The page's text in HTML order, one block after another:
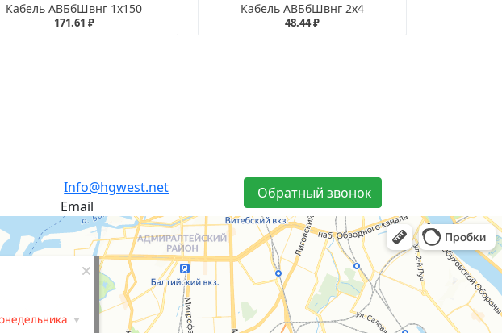
Кабель АВБбШвнг 1х150
171.61 ₽
Кабель АВБбШвнг 2х4
48.44 ₽
Info@hgwest.net
Email
Обратный звонок